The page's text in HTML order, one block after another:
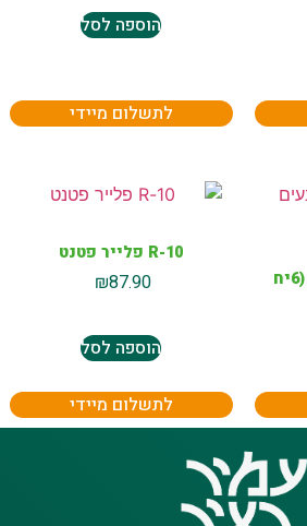
הוספה לסל
לתשלום מיידי
10-R פלייר פטנט
₪87.90
הוספה לסל
לתשלום מיידי